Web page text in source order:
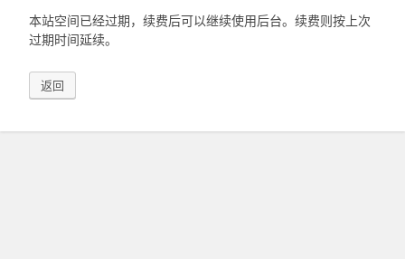
本站空间已经过期，续费后可以继续使用后台。续费则按上次
过期时间延续。
返回